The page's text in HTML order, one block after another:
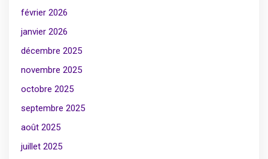
février 2026
janvier 2026
décembre 2025
novembre 2025
octobre 2025
septembre 2025
août 2025
juillet 2025